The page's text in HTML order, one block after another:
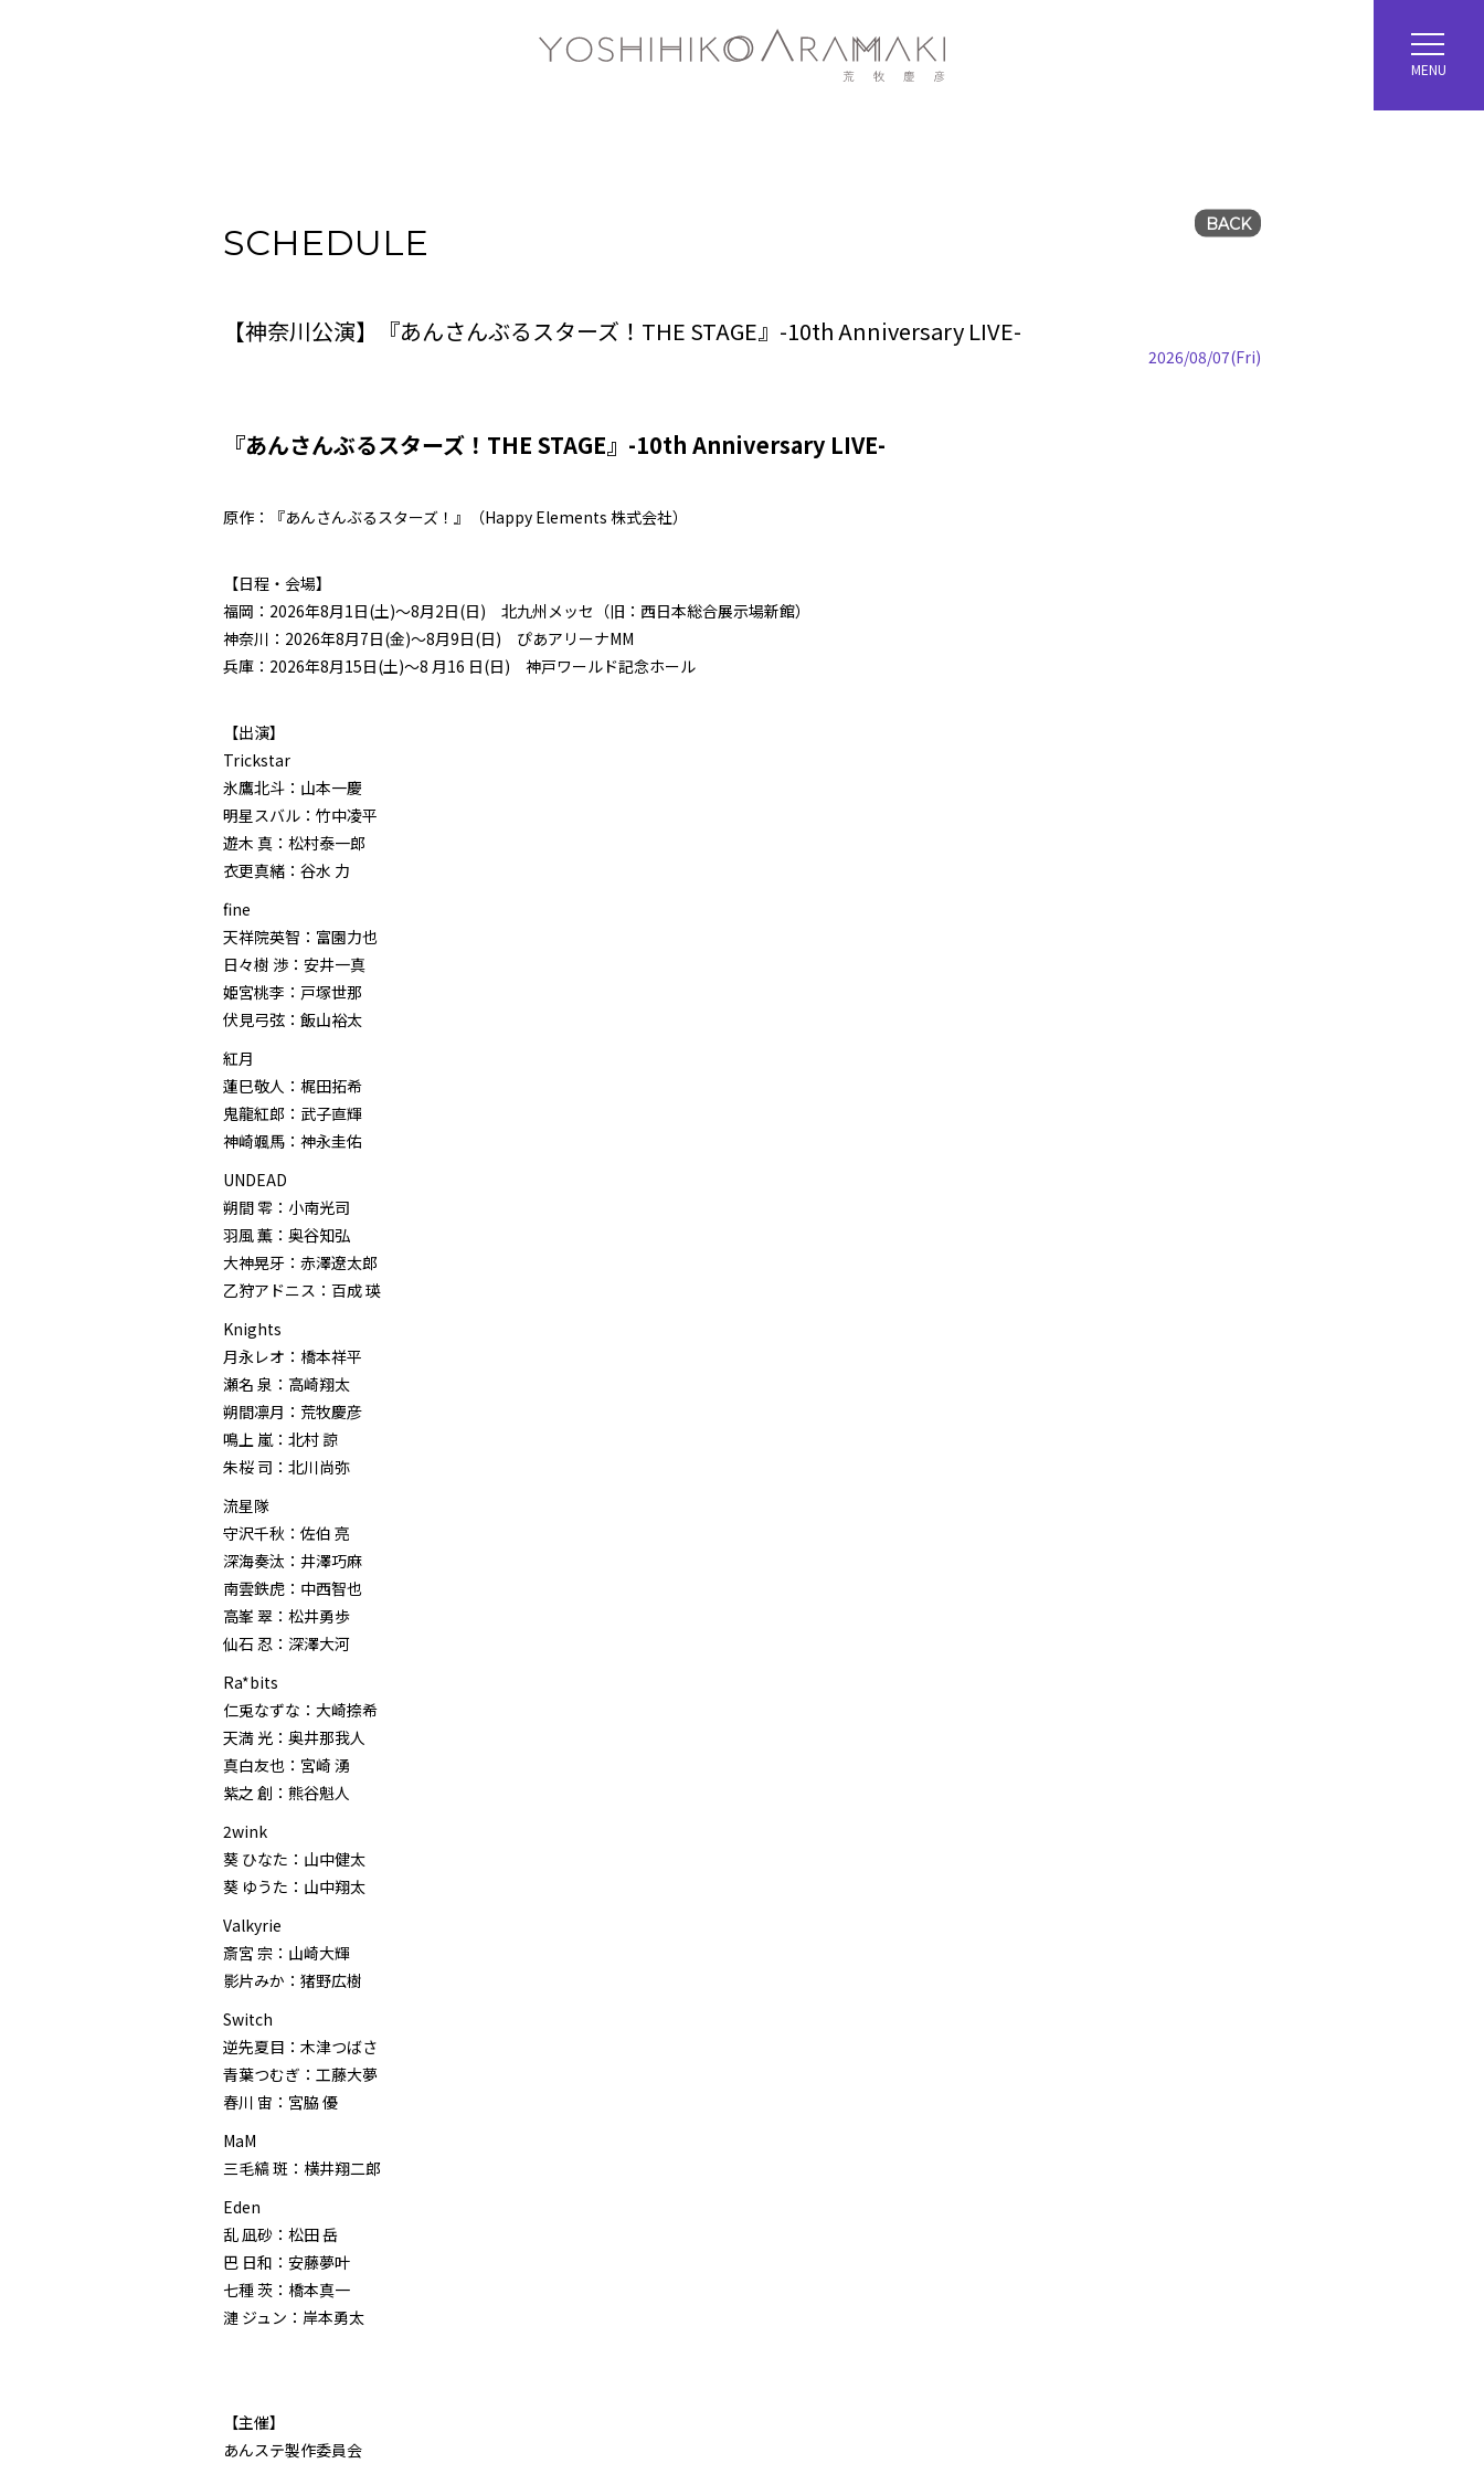
MENU
SCHEDULE BACK
【神奈川公演】『あんさんぶるスターズ！THE STAGE』-10th Anniversary LIVE-
2026/08/07(Fri)
『あんさんぶるスターズ！THE STAGE』-10th Anniversary LIVE-
原作：『あんさんぶるスターズ！』（Happy Elements 株式会社）
【日程・会場】
福岡：2026年8月1日(土)〜8月2日(日) 北九州メッセ（旧：西日本総合展示場新館）
神奈川：2026年8月7日(金)〜8月9日(日) ぴあアリーナMM
兵庫：2026年8月15日(土)〜8 月16 日(日) 神戸ワールド記念ホール
【出演】
Trickstar
氷鷹北斗：山本一慶
明星スバル：竹中凌平
遊木 真：松村泰一郎
衣更真緒：谷水 力
fine
天祥院英智：富園力也
日々樹 渉：安井一真
姫宮桃李：戸塚世那
伏見弓弦：飯山裕太
紅月
蓮巳敬人：梶田拓希
鬼龍紅郎：武子直輝
神崎颯馬：神永圭佑
UNDEAD
朔間 零：小南光司
羽風 薫：奥谷知弘
大神晃牙：赤澤遼太郎
乙狩アドニス：百成 瑛
Knights
月永レオ：橋本祥平
瀬名 泉：高崎翔太
朔間凛月：荒牧慶彦
鳴上 嵐：北村 諒
朱桜 司：北川尚弥
流星隊
守沢千秋：佐伯 亮
深海奏汰：井澤巧麻
南雲鉄虎：中西智也
高峯 翠：松井勇歩
仙石 忍：深澤大河
Ra*bits
仁兎なずな：大崎捺希
天満 光：奥井那我人
真白友也：宮崎 湧
紫之 創：熊谷魁人
2wink
葵 ひなた：山中健太
葵 ゆうた：山中翔太
Valkyrie
斎宮 宗：山崎大輝
影片みか：猪野広樹
Switch
逆先夏目：木津つばさ
青葉つむぎ：工藤大夢
春川 宙：宮脇 優
MaM
三毛縞 斑：横井翔二郎
Eden
乱 凪砂：松田 岳
巴 日和：安藤夢叶
七種 茨：橋本真一
漣 ジュン：岸本勇太
【主催】
あんステ製作委員会